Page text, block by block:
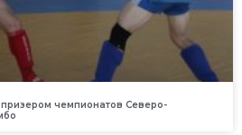
чемпионатов Северо-